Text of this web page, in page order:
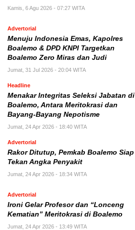
Kamis, 6 Agu 2026 - 07:27 WITA
Advertorial
Menuju Indonesia Emas, Kapolres
Boalemo & DPD KNPI Targetkan
Boalemo Zero Miras dan Judi
Jumat, 31 Jul 2026 - 20:04 WITA
Headline
Menakar Integritas Seleksi Jabatan di
Boalemo, Antara Meritokrasi dan
Bayang-Bayang Nepotisme
Jumat, 24 Apr 2026 - 18:40 WITA
Advertorial
Rakor Ditutup, Pemkab Boalemo Siap
Tekan Angka Penyakit
Jumat, 24 Apr 2026 - 18:34 WITA
Advertorial
Ironi Gelar Profesor dan “Lonceng
Kematian” Meritokrasi di Boalemo
Jumat, 24 Apr 2026 - 13:49 WITA